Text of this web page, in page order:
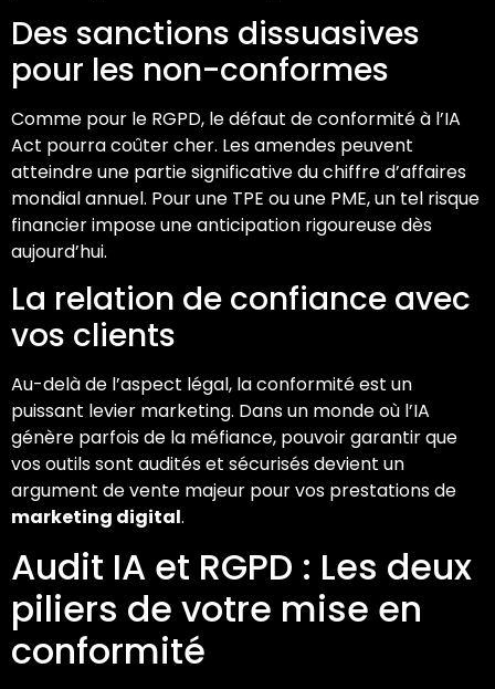
Des sanctions dissuasives
pour les non-conformes
Comme pour le RGPD, le défaut de conformité à l’IA
Act pourra coûter cher. Les amendes peuvent
atteindre une partie significative du chiffre d’affaires
mondial annuel. Pour une TPE ou une PME, un tel risque
financier impose une anticipation rigoureuse dès
aujourd’hui.
La relation de confiance avec
vos clients
Au-delà de l’aspect légal, la conformité est un
puissant levier marketing. Dans un monde où l’IA
génère parfois de la méfiance, pouvoir garantir que
vos outils sont audités et sécurisés devient un
argument de vente majeur pour vos prestations de
marketing digital.
Audit IA et RGPD : Les deux
piliers de votre mise en
conformité